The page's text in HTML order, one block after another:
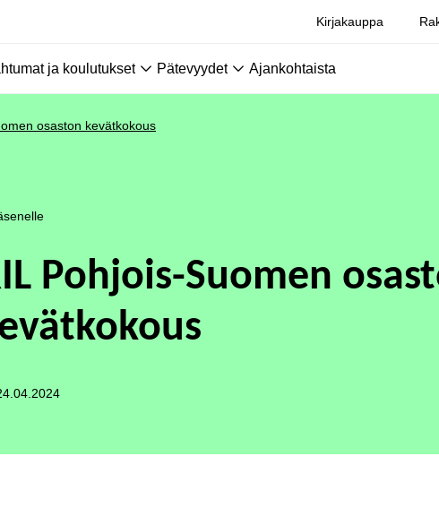
Kirjakauppa
ja koulutukset Pätevyydet Ajankohtaista
osaston kevätkokous
Pohjois-Suomen